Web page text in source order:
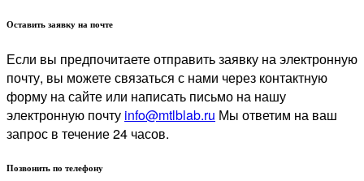
Оставить заявку на почте
Если вы предпочитаете отправить заявку на электронную
почту, вы можете связаться с нами через контактную
форму на сайте или написать письмо на нашу
электронную почту info@mtlblab.ru Мы ответим на ваш
запрос в течение 24 часов.
Позвонить по телефону